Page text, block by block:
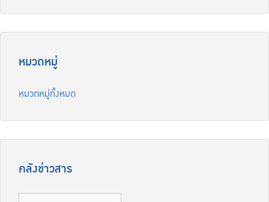
หมวดหมู่
หมวดหมู่ทั้งหมด
คลังข่าวสาร